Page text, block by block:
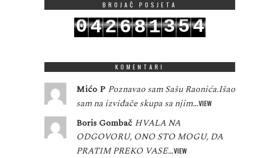
BROJAČ POSJETA
042681354
KOMENTARI
Mićo P Poznavao sam Sašu Raonića.Išao
sam na izviđače skupa sa njim…VIEW
Boris Gombač HVALA NA
ODGOVORU, ONO STO MOGU, DA
PRATIM PREKO VASE…VIEW